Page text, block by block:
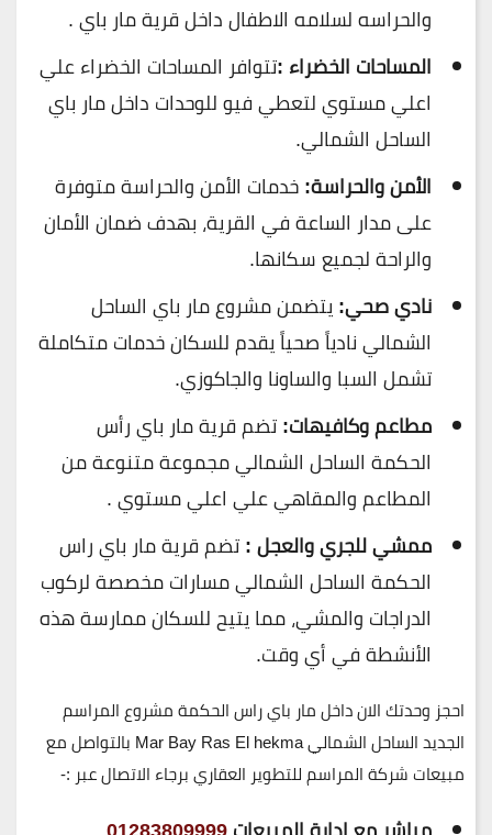
والحراسه لسلامه الاطفال داخل قرية مار باي .
المساحات الخضراء :تتوافر المساحات الخضراء علي
اعلي مستوي لتعطي فيو للوحدات داخل مار باي
الساحل الشمالي.
الأمن والحراسة:خدمات الأمن والحراسة متوفرة
على مدار الساعة في القرية، بهدف ضمان الأمان
والراحة لجميع سكانها.
نادي صحي:يتضمن مشروع مار باي الساحل
الشمالي نادياً صحياً يقدم للسكان خدمات متكاملة
تشمل السبا والساونا والجاكوزي.
مطاعم وكافيهات:تضم قرية مار باي رأس
الحكمة الساحل الشمالي مجموعة متنوعة من
المطاعم والمقاهي علي اعلي مستوي .
ممشي للجري والعجل :تضم قرية مار باي راس
الحكمة الساحل الشمالي مسارات مخصصة لركوب
الدراجات والمشي، مما يتيح للسكان ممارسة هذه
الأنشطة في أي وقت.
احجز وحدتك الان داخل مار باي راس الحكمة مشروع المراسم
الجديد الساحل الشمالي Mar Bay Ras El hekma بالتواصل مع
مبيعات شركة المراسم للتطوير العقاري برجاء الاتصال عبر :-